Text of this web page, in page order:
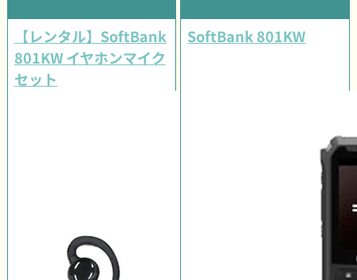
【レンタル】SoftBank
801KW イヤホンマイク
セット
SoftBank 801KW